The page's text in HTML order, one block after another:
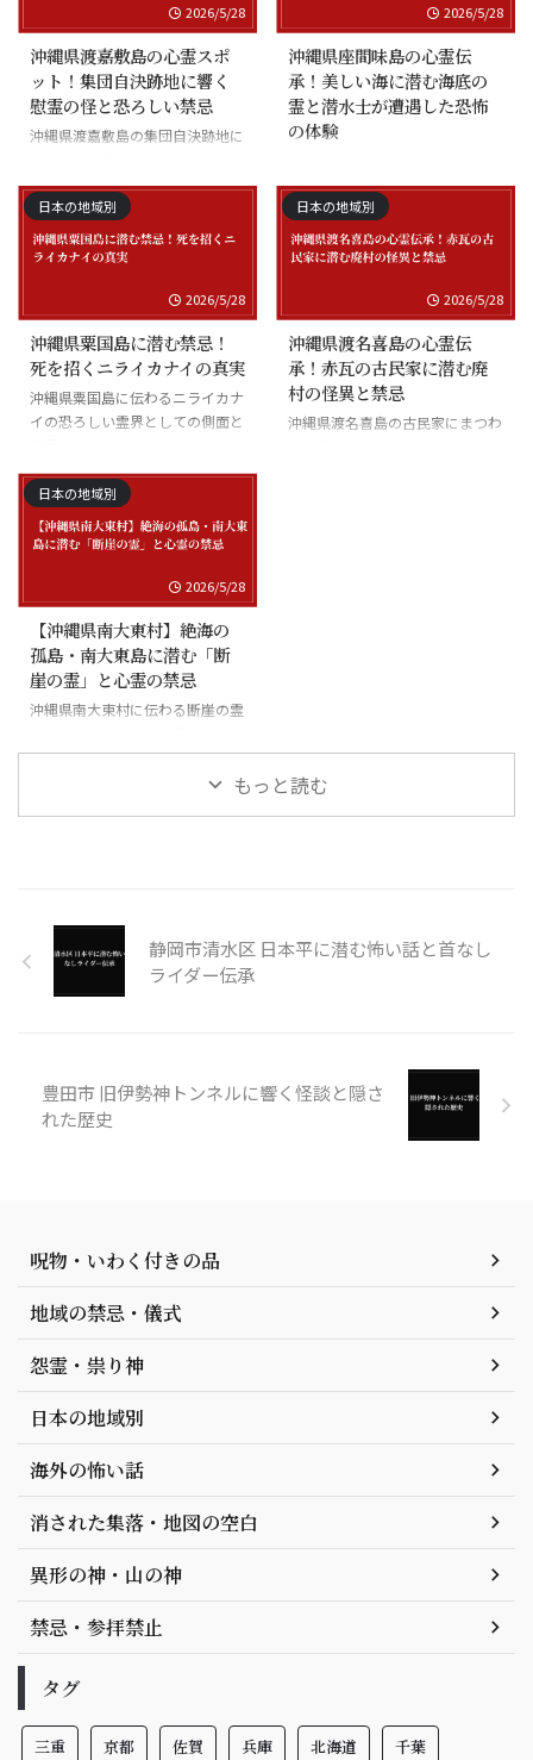
2026/5/28
沖縄県渡嘉敷島の心霊スポ
ット！集団自決跡地に響く
慰霊の怪と恐ろしい禁忌
沖縄県渡嘉敷島の集団自決跡地に
2026/5/28
沖縄県座間味島の心霊伝
承！美しい海に潜む海底の
霊と潜水士が遭遇した恐怖
の体験
士の怪談
日本の地域別
2026/5/28
沖縄県粟国島に潜む禁忌！
死を招くニライカナイの真実
沖縄県粟国島に伝わるニライカナ
イの恐ろしい霊界としての側面と
日本の地域別
2026/5/28
沖縄県渡名喜島の心霊伝
承！赤瓦の古民家に潜む廃
村の怪異と禁忌
沖縄県渡名喜島の古民家にまつわ
日本の地域別
2026/5/28
【沖縄県南大東村】絶海の
孤島・南大東島に潜む「断
崖の霊」と心霊の禁忌
沖縄県南大東村に伝わる断崖の霊
もっと読む
静岡市清水区 日本平に潜む怖い話と首なし
ライダー伝承
豊田市 旧伊勢神トンネルに響く怪談と隠さ
れた歴史
呪物・いわく付きの品
地域の禁忌・儀式
怨霊・祟り神
日本の地域別
海外の怖い話
消された集落・地図の空白
異形の神・山の神
禁忌・参拝禁止
タグ
三重 京都 佐賀 兵庫 北海道 千葉